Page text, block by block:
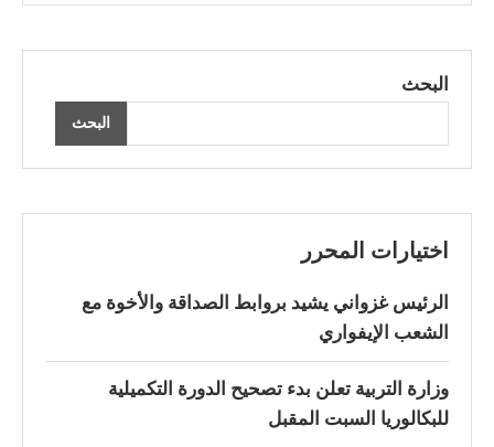
البحث
البحث
اختيارات المحرر
الرئيس غزواني يشيد بروابط الصداقة والأخوة مع
الشعب الإيفواري
وزارة التربية تعلن بدء تصحيح الدورة التكميلية
للبكالوريا السبت المقبل